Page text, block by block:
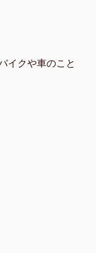
イクや車のこと